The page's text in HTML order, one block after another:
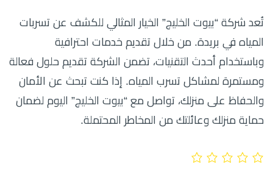
تُعد شركة “بيوت الخليج” الخيار المثالي للكشف عن تسربات
المياه في بريدة. من خلال تقديم خدمات احترافية
وباستخدام أحدث التقنيات، تضمن الشركة تقديم حلول فعالة
ومستمرة لمشاكل تسرب المياه. إذا كنت تبحث عن الأمان
والحفاظ على منزلك، تواصل مع “بيوت الخليج” اليوم لضمان
حماية منزلك وعائلتك من المخاطر المحتملة.